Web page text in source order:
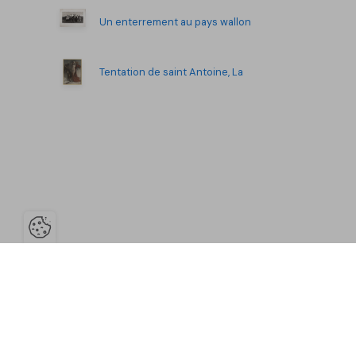
Un enterrement au pays wallon
Tentation de saint Antoine, La
Ouvrir la barre de gestion des